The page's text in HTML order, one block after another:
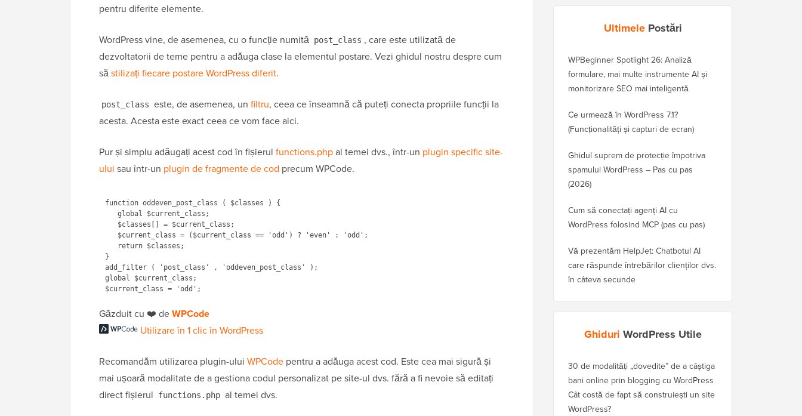
pentru diferite elemente.
WordPress vine, de asemenea, cu o funcție numită post_class , care este utilizată de
dezvoltatorii de teme pentru a adăuga clase la elementul postare. Vezi ghidul nostru despre cum
săstilizați fiecare postare WordPress diferit.
post_class este, de asemenea, un filtru, ceea ce înseamnă că puteți conecta propriile funcții la
acesta. Acesta este exact ceea ce vom face aici.
Pur și simplu adăugați acest cod în fișierul functions.phpal temei dvs., într-un plugin specific site-
ului sau într-un plugin de fragmente de cod precum WPCode.
function oddeven_post_class ( $classes ) {
}
add_filter ( 'post_class' , 'oddeven_post_class' );
global $current_class;
Găzduit cu ❤️ deWPCode
Utilizare în 1 clic în WordPress
Recomandăm utilizarea plugin-ului WPCode pentru a adăuga acest cod. Este cea mai sigură și
mai ușoară modalitate de a gestiona codul personalizat pe site-ul dvs. fără a fi nevoie să editați
direct fișierul
functions.php al temei dvs.
UltimelePostări
WPBeginner Spotlight 26: Analiză
formulare, mai multe instrumente AI și
monitorizare SEO mai inteligentă
Ce urmează în WordPress 7.1?
(Funcționalități și capturi de ecran)
Ghidul suprem de protecție împotriva
spamului WordPress – Pas cu pas
(2026)
Cum să conectați agenți AI cu
WordPress folosind MCP (pas cu pas)
Vă prezentăm HelpJet: Chatbotul AI
care răspunde întrebărilor clienților dvs.
în câteva secunde
Ghiduri WordPress Utile
30 de modalități „dovedite” de a câștiga
bani online prin blogging cu WordPress
Cât costă de fapt să construiești un site
WordPress?